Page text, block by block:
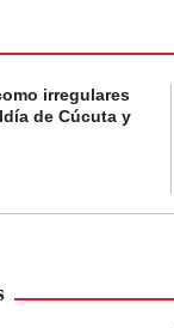
irregulares
de Cúcuta y